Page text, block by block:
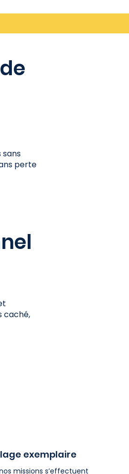
sans
perte
caché,
exemplaire
missions s’effectuent